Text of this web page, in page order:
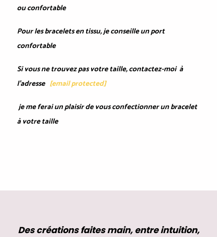
ou confortable
Pour les bracelets en tissu, je conseille un port
confortable
Si vous ne trouvez pas votre taille, contactez-moi à
l'adresse [email protected]
je me ferai un plaisir de vous confectionner un bracelet
à votre taille
Des créations faites main, entre intuition,